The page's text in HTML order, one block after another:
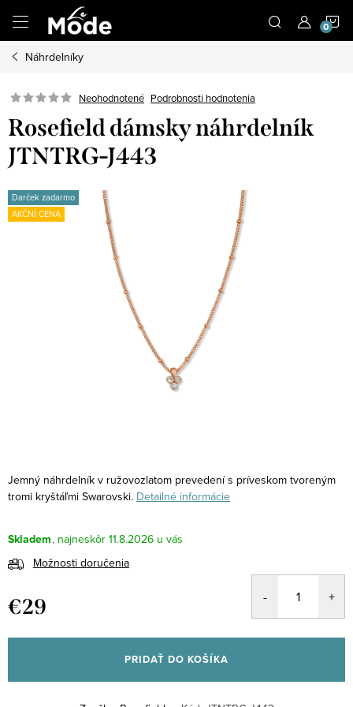
obsah
Náhrdelníky
Neohodnotené Podrobnosti hodnotenia
Rosefield dámsky náhrdelník
JTNTRG-J443
Darček zadarmo
AKČNÍ CENA
Jemný náhrdelník v ružovozlatom prevedení s príveskom tvoreným
tromi kryštáľmi Swarovski. Detailné informácie
Skladem
11.8.2026
Možnosti doručenia
€29
cena:
PRIDAŤ DO KOŠÍKA